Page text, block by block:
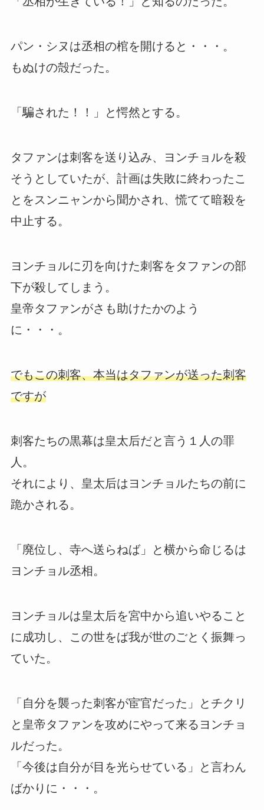
パン・シヌは丞相の棺を開けると・・・。
もぬけの殻だった。
「騙された！！」と愕然とする。
タファンは刺客を送り込み、ヨンチョルを殺
そうとしていたが、計画は失敗に終わったこ
とをスンニャンから聞かされ、慌てて暗殺を
中止する。
ヨンチョルに刃を向けた刺客をタファンの部
下が殺してしまう。
皇帝タファンがさも助けたかのよう
に・・・。
でもこの刺客、本当はタファンが送った刺客
ですが
刺客たちの黒幕は皇太后だと言う１人の罪
人。
それにより、皇太后はヨンチョルたちの前に
跪かされる。
「廃位し、寺へ送らねば」と横から命じるは
ヨンチョル丞相。
ヨンチョルは皇太后を宮中から追いやること
に成功し、この世をば我が世のごとく振舞っ
ていた。
「自分を襲った刺客が宦官だった」とチクリ
と皇帝タファンを攻めにやって来るヨンチョ
ルだった。
「今後は自分が目を光らせている」と言わん
ばかりに・・・。